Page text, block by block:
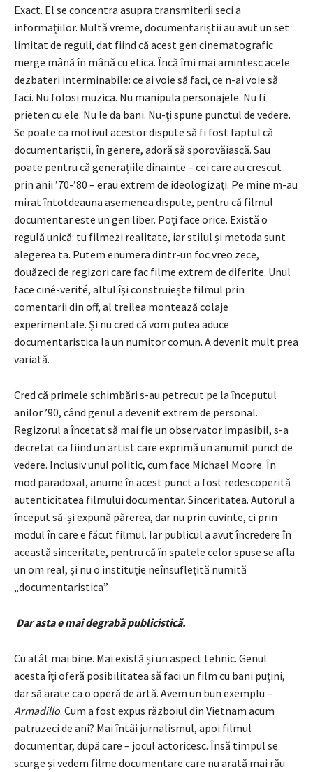
Exact. El se concentra asupra transmiterii seci a
informațiilor. Multă vreme, documentariștii au avut un set
limitat de reguli, dat fiind că acest gen cinematografic
merge mână în mână cu etica. Încă îmi mai amintesc acele
dezbateri interminabile: ce ai voie să faci, ce n-ai voie să
faci. Nu folosi muzica. Nu manipula personajele. Nu fi
prieten cu ele. Nu le da bani. Nu-ți spune punctul de vedere.
Se poate ca motivul acestor dispute să fi fost faptul că
documentariștii, în genere, adoră să sporovăiască. Sau
poate pentru că generațiile dinainte – cei care au crescut
prin anii ’70-’80 – erau extrem de ideologizați. Pe mine m-au
mirat întotdeauna asemenea dispute, pentru că filmul
documentar este un gen liber. Poți face orice. Există o
regulă unică: tu filmezi realitate, iar stilul și metoda sunt
alegerea ta. Putem enumera dintr-un foc vreo zece,
douăzeci de regizori care fac filme extrem de diferite. Unul
face ciné-verité, altul își construiește filmul prin
comentarii din off, al treilea montează colaje
experimentale. Și nu cred că vom putea aduce
documentaristica la un numitor comun. A devenit mult prea
variată.
Cred că primele schimbări s-au petrecut pe la începutul
anilor ’90, când genul a devenit extrem de personal.
Regizorul a încetat să mai fie un observator impasibil, s-a
decretat ca fiind un artist care exprimă un anumit punct de
vedere. Inclusiv unul politic, cum face Michael Moore. În
mod paradoxal, anume în acest punct a fost redescoperită
autenticitatea filmului documentar. Sinceritatea. Autorul a
început să-și expună părerea, dar nu prin cuvinte, ci prin
modul în care e făcut filmul. Iar publicul a avut încredere în
această sinceritate, pentru că în spatele celor spuse se afla
un om real, și nu o instituție neînsuflețită numită
„documentaristica”.
Dar asta e mai degrabă publicistică.
Cu atât mai bine. Mai există și un aspect tehnic. Genul
acesta îți oferă posibilitatea să faci un film cu bani puțini,
dar să arate ca o operă de artă. Avem un bun exemplu –
Armadillo. Cum a fost expus războiul din Vietnam acum
patruzeci de ani? Mai întâi jurnalismul, apoi filmul
documentar, după care – jocul actoricesc. Însă timpul se
scurge și vedem filme documentare care nu arată mai rău